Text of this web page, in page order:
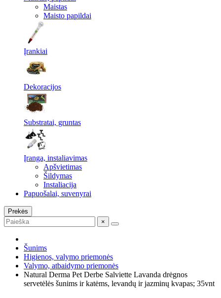
Maistas
Maisto papildai
Įrankiai
Dekoracijos
Substratai, gruntas
Įranga, instaliavimas
Apšvietimas
Šildymas
Instaliacija
Papuošalai, suvenyrai
Prekės
×
Šunims
Higienos, valymo priemonės
Valymo, atbaidymo priemonės
Natural Derma Pet Derbe Salviette Lavanda drėgnos
servetėlės šunims ir katėms, levandų ir jazminų kvapas; 35vnt